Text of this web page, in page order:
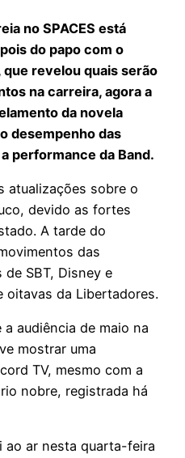
no SPACES está
do papo com o
que revelou quais serão
na carreira, agora a
da novela
desempenho das
performance da Band.
atualizações sobre o
devido as fortes
A tarde do
das
SBT, Disney e
oitavas da Libertadores.
audiência de maio na
mostrar uma
TV, mesmo com a
nobre, registrada há
ao ar nesta quarta-feira